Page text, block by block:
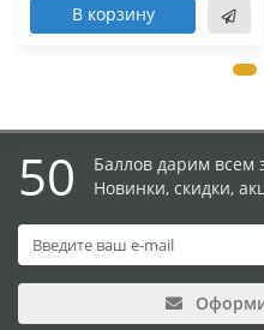
В корзину
50
Баллов дарим всем
Новинки, скидки,